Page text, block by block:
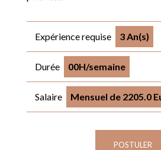
Expérience requise 3 An(s)
Durée 00H/semaine
Salaire Mensuel de 2205.0
POSTULER